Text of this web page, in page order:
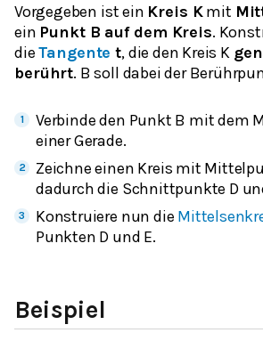
Vorgegeben ist ein Kreis Kmit
ein Punkt B auf dem Kreis.
dieTangente t, die den Kreis K
berührt. B soll dabei der
Verbinde den Punkt B mit dem
einer Gerade.
Zeichne einen Kreis mit
dadurch die Schnittpunkte D
Konstruiere nun die
Punkten D und E.
Beispiel